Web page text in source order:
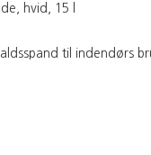
hvid, 15 l
til indendørs